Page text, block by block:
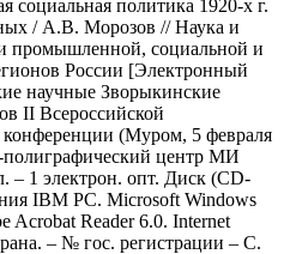
социальная политика 1920-х г.
/ А.В. Морозов // Наука и
промышленной, социальной и
России [Электронный
научные Зворыкинские
II Всероссийской
конференции (Муром, 5 февраля
центр МИ
– 1 электрон. опт. Диск (CD-
IBM РС. Microsoft Windows
Acrobat Reader 6.0. Internet
– № гос. регистрации – С.